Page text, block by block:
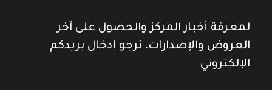
لمعرفة أخبار المركز والحصول على آخر
العروض والإصدارات، نرجو إدخال بريدكم
الإلكتروني